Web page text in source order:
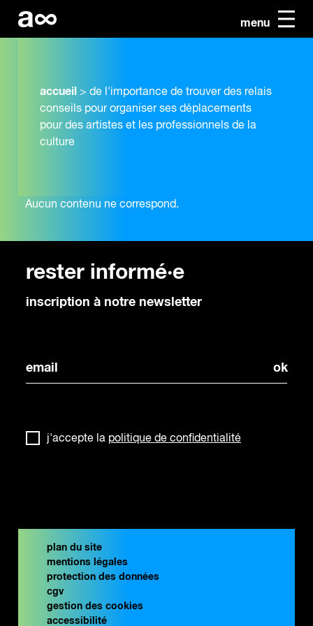
menu
accueil > de l'importance de trouver des relais
conseils pour organiser ses déplacements
pour des artistes et les professionnels de la
culture
Aucun contenu ne correspond.
rester informé·e
inscription à notre newsletter
j'accepte la politique de confidentialité
plan du site
mentions légales
protection des données
cgv
gestion des cookies
accessibilité